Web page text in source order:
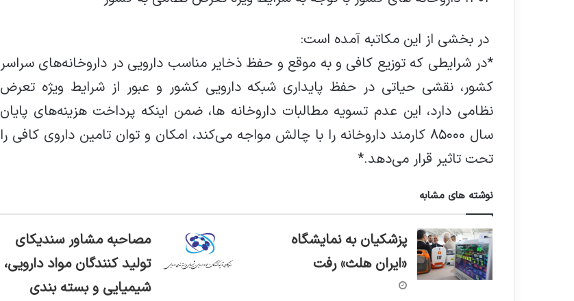
در بخشی از این مکاتبه آمده است:
*در شرایطی که توزیع کافی و به‌ موقع و حفظ ذخایر مناسب دارویی در داروخانه‌های سراسر
کشور، نقشی حیاتی در حفظ پایداری شبکه دارویی کشور و عبور از شرایط ویژه تعرض
نظامی دارد، این عدم تسویه مطالبات داروخانه ها، ضمن اینکه پرداخت هزینه‌های پایان
سال ۸۵۰۰۰ کارمند داروخانه را با چالش مواجه می‌کند، امکان و توان تامین داروی کافی را
تحت تاثیر قرار می‌دهد.*
نوشته های مشابه
پزشکیان به نمایشگاه
«ایران هلث» رفت
مصاحبه مشاور سندیکای
تولید کنندگان مواد دارویی،
شیمیایی و بسته بندی